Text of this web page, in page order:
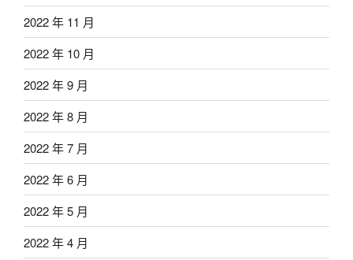
2022 年 11 月
2022 年 10 月
2022 年 9 月
2022 年 8 月
2022 年 7 月
2022 年 6 月
2022 年 5 月
2022 年 4 月